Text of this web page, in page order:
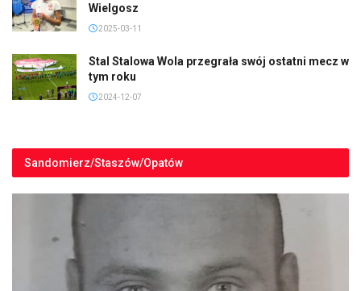
Wielgosz
2025-03-11
Stal Stalowa Wola przegrała swój ostatni mecz w
tym roku
2024-12-07
Sandomierz/Staszów/Opatów